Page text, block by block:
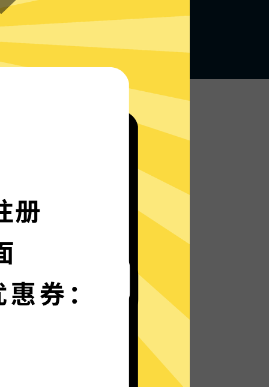
无论何地，无限访问
雪游戏加速器的自研发通信协议，使您无
是在路上还是沙发上，都能轻松快速地访
问网络，体验真正的极速网络。